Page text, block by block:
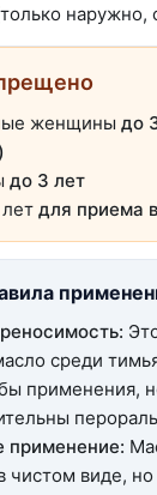
наружно,
женщины до
до 3 лет
для приема
среди
применения,
применение:
чистом виде,